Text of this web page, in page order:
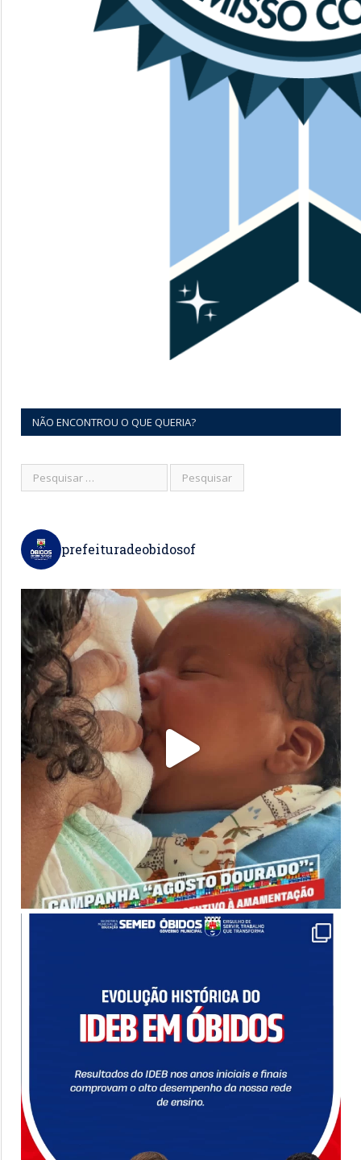
NÃO ENCONTROU O QUE QUERIA?
prefeituradeobidosof